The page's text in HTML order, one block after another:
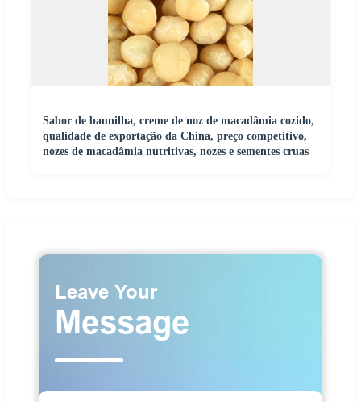
Sabor de baunilha, creme de noz de macadâmia cozido,
qualidade de exportação da China, preço competitivo,
nozes de macadâmia nutritivas, nozes e sementes cruas